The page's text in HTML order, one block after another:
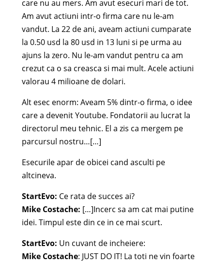
care nu au mers. Am avut esecuri mari de tot.
Am avut actiuni intr-o firma care nu le-am
vandut. La 22 de ani, aveam actiuni cumparate
la 0.50 usd la 80 usd in 13 luni si pe urma au
ajuns la zero. Nu le-am vandut pentru ca am
crezut ca o sa creasca si mai mult. Acele actiuni
valorau 4 milioane de dolari.
Alt esec enorm: Aveam 5% dintr-o firma, o idee
care a devenit Youtube. Fondatorii au lucrat la
directorul meu tehnic. El a zis ca mergem pe
parcursul nostru…[…]
Esecurile apar de obicei cand asculti pe
altcineva.
StartEvo: Ce rata de succes ai?
Mike Costache: […]Incerc sa am cat mai putine
idei. Timpul este din ce in ce mai scurt.
StartEvo: Un cuvant de incheiere:
Mike Costache: JUST DO IT! La toti ne vin foarte